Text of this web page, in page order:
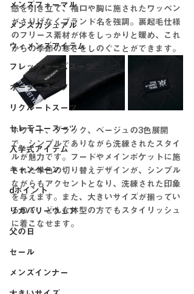
メンズフォーマル
メンズカジュアル
ウィメンズアイテム
フレッシャーズスーツ
オーダースーツ
リクルートスーツ
セレモニースーツ
入学式アイテム
キャンペーン
dポイント
リカバリーウェア
父の日
セール
メンズインナー
感を引き立て、袖口や胸に施されたワッペン
がさりげなくブランド名を強調。裏起毛仕様
のフリース素材が体をしっかりと暖め、これ
からの季節の寒さをしのぐことができます。
ホワイト、ブラック、ベージュの3色展開
で、シンプルでありながら洗練されたスタイ
ルが魅力です。フードやメインポケットに施
された単色の切り替えデザインが、シンプル
ながらもアクセントとなり、洗練された印象
を与えます。また、大きいサイズが揃ってい
るので、どんな体型の方でもスタイリッシュ
に着こなせます。